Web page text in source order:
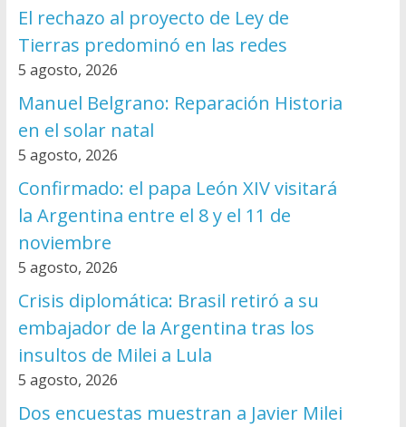
El rechazo al proyecto de Ley de
Tierras predominó en las redes
5 agosto, 2026
Manuel Belgrano: Reparación Historia
en el solar natal
5 agosto, 2026
Confirmado: el papa León XIV visitará
la Argentina entre el 8 y el 11 de
noviembre
5 agosto, 2026
Crisis diplomática: Brasil retiró a su
embajador de la Argentina tras los
insultos de Milei a Lula
5 agosto, 2026
Dos encuestas muestran a Javier Milei